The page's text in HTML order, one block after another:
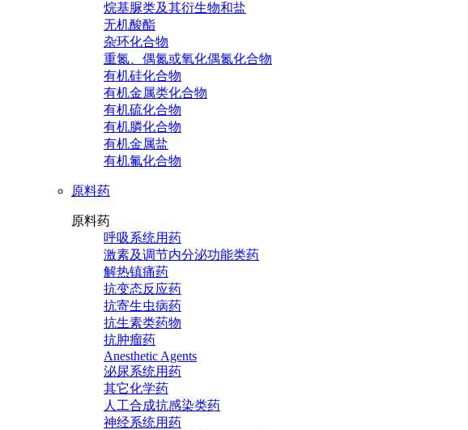
烷基脲类及其衍生物和盐
无机酸酯
杂环化合物
重氮、偶氮或氧化偶氮化合物
有机硅化合物
有机金属类化合物
有机硫化合物
有机膦化合物
有机金属盐
有机氟化合物
原料药
原料药
呼吸系统用药
激素及调节内分泌功能类药
解热镇痛药
抗变态反应药
抗寄生虫病药
抗生素类药物
抗肿瘤药
Anesthetic Agents
泌尿系统用药
其它化学药
人工合成抗感染类药
神经系统用药